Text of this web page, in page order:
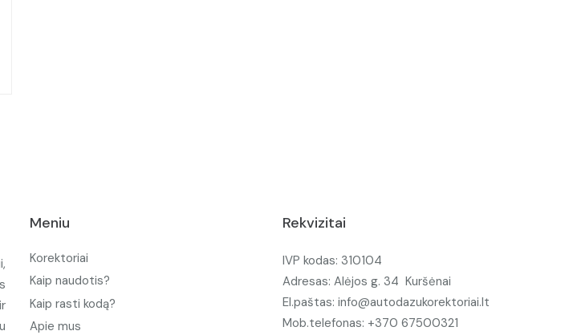
Meniu
Korektoriai
Kaip naudotis?
Kaip rasti kodą?
Apie mus
Rekvizitai
IVP kodas: 310104
Adresas: Alėjos g. 34 Kuršėnai
El.paštas: info@autodazukorektoriai.lt
Mob.telefonas: +370 67500321